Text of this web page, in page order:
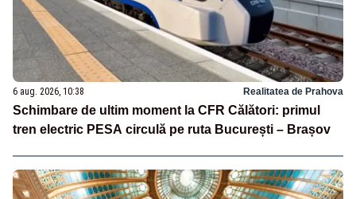
6 aug. 2026, 10:38 Realitatea de Prahova
Schimbare de ultim moment la CFR Călători: primul
tren electric PESA circulă pe ruta București – Brașov